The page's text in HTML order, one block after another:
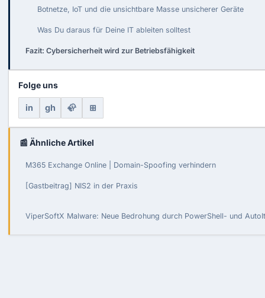
Botnetze, IoT und die unsichtbare Masse unsicherer Geräte
Was Du daraus für Deine IT ableiten solltest
Fazit: Cybersicherheit wird zur Betriebsfähigkeit
Folge uns
in gh 🦣 ⊞
📰 Ähnliche Artikel
M365 Exchange Online | Domain-Spoofing verhindern
[Gastbeitrag] NIS2 in der Praxis
ViperSoftX Malware: Neue Bedrohung durch PowerShell- und